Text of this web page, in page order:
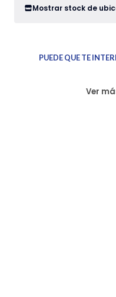
Mostrar stock de
PUEDE QUE TE
Ver